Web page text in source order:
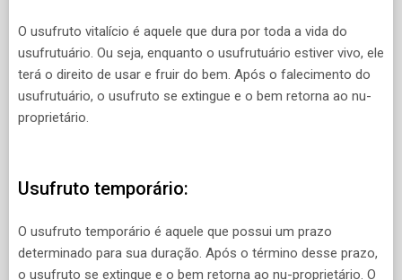
O usufruto vitalício é aquele que dura por toda a vida do
usufrutuário. Ou seja, enquanto o usufrutuário estiver vivo, ele
terá o direito de usar e fruir do bem. Após o falecimento do
usufrutuário, o usufruto se extingue e o bem retorna ao nu-
proprietário.
Usufruto temporário:
O usufruto temporário é aquele que possui um prazo
determinado para sua duração. Após o término desse prazo,
o usufruto se extingue e o bem retorna ao nu-proprietário. O